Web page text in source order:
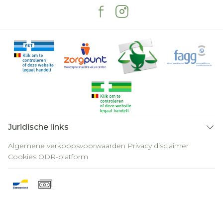
Juridische links
Algemene verkoopsvoorwaarden Privacy disclaimer
Cookies ODR-platform